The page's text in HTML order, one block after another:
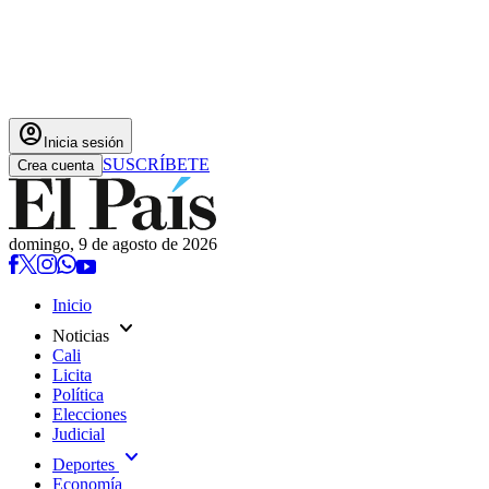
account_circle Inicia sesión
Crea cuenta SUSCRÍBETE
domingo, 9 de agosto de 2026
Inicio
Noticias expand_more
Cali
Licita
Política
Elecciones
Judicial
Deportes expand_more
Economía